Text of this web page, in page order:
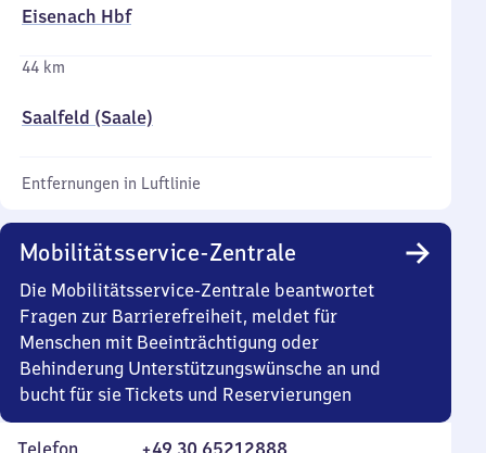
Eisenach Hbf
44 km
Saalfeld (Saale)
Entfernungen in Luftlinie
Mobilitätsservice-Zentrale
Die Mobilitätsservice-Zentrale beantwortet
Fragen zur Barrierefreiheit, meldet für
Menschen mit Beeinträchtigung oder
Behinderung Unterstützungswünsche an und
bucht für sie Tickets und Reservierungen
Telefon +49 30 65212888